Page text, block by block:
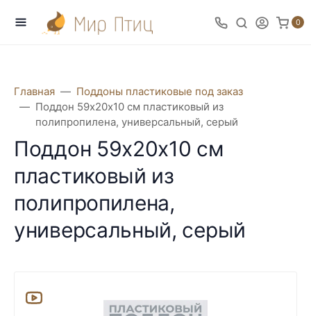
0
Главная
Поддоны пластиковые под заказ
Поддон 59х20х10 см пластиковый из
полипропилена, универсальный, серый
Поддон 59х20х10 см
пластиковый из
полипропилена,
универсальный, серый